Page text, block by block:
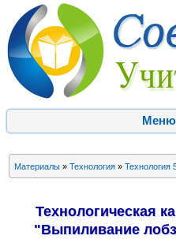
Меню
Материалы» Технология» Технология
Технологическая
"Выпиливание